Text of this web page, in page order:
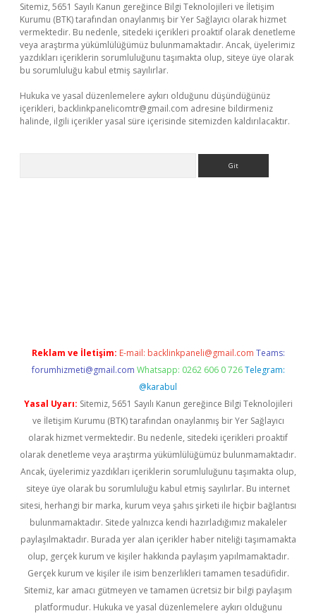
Sitemiz, 5651 Sayılı Kanun gereğince Bilgi Teknolojileri ve İletişim
Kurumu (BTK) tarafından onaylanmış bir Yer Sağlayıcı olarak hizmet
vermektedir. Bu nedenle, sitedeki içerikleri proaktif olarak denetleme
veya araştırma yükümlülüğümüz bulunmamaktadır. Ancak, üyelerimiz
yazdıkları içeriklerin sorumluluğunu taşımakta olup, siteye üye olarak
bu sorumluluğu kabul etmiş sayılırlar.
Hukuka ve yasal düzenlemelere aykırı olduğunu düşündüğünüz
içerikleri, backlinkpanelicomtr@gmail.com adresine bildirmeniz
halinde, ilgili içerikler yasal süre içerisinde sitemizden kaldırılacaktır.
Reklam ve İletişim: E-mail: backlinkpaneli@gmail.com Teams:
forumhizmeti@gmail.com Whatsapp: 0262 606 0 726 Telegram:
@karabul
Yasal Uyarı: Sitemiz, 5651 Sayılı Kanun gereğince Bilgi Teknolojileri
ve İletişim Kurumu (BTK) tarafından onaylanmış bir Yer Sağlayıcı
olarak hizmet vermektedir. Bu nedenle, sitedeki içerikleri proaktif
olarak denetleme veya araştırma yükümlülüğümüz bulunmamaktadır.
Ancak, üyelerimiz yazdıkları içeriklerin sorumluluğunu taşımakta olup,
siteye üye olarak bu sorumluluğu kabul etmiş sayılırlar. Bu internet
sitesi, herhangi bir marka, kurum veya şahıs şirketi ile hiçbir bağlantısı
bulunmamaktadır. Sitede yalnızca kendi hazırladığımız makaleler
paylaşılmaktadır. Burada yer alan içerikler haber niteliği taşımamakta
olup, gerçek kurum ve kişiler hakkında paylaşım yapılmamaktadır.
Gerçek kurum ve kişiler ile isim benzerlikleri tamamen tesadüfidir.
Sitemiz, kar amacı gütmeyen ve tamamen ücretsiz bir bilgi paylaşım
platformudur. Hukuka ve yasal düzenlemelere aykırı olduğunu